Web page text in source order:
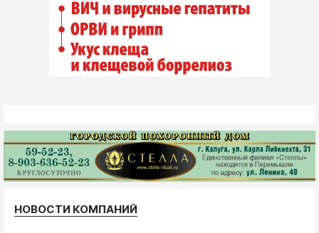
НОВОСТИ КОМПАНИЙ